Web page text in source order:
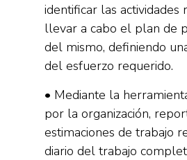
identificar las actividades
llevar a cabo el plan de
del mismo, definiendo
del esfuerzo requerido.
• Mediante la
por la organización,
estimaciones de trabajo
diario del trabajo